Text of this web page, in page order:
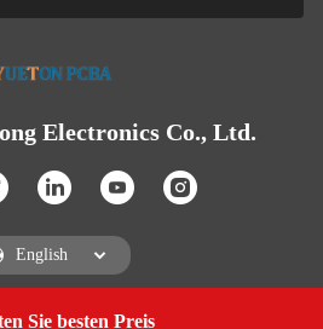
Sie besten Preis
Electronics Co., Ltd.
Electronics Co., Ltd.Get a Quote